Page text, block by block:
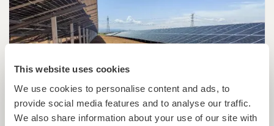
This website uses cookies
We use cookies to personalise content and ads, to
provide social media features and to analyse our traffic.
We also share information about your use of our site with